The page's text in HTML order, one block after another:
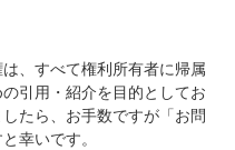
、すべて権利所有者に帰属
引用・紹介を目的としてお
たら、お手数ですが「お問
幸いです。